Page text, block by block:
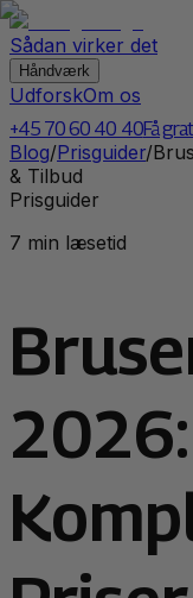
Sådan virker det
Håndværk
UdforskOm os
+45 70 60 40 40Få
Blog/Prisguider/
& Tilbud
Prisguider
7 min læsetid
2026: